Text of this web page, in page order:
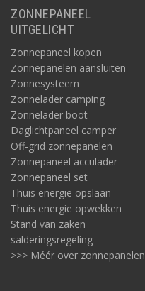
ZONNEPANEEL
UITGELICHT
Zonnepaneel kopen
Zonnepanelen aansluiten
Zonnesysteem
Zonnelader camping
Zonnelader boot
Daglichtpaneel camper
Off-grid zonnepanelen
Zonnepaneel acculader
Zonnepaneel set
Thuis energie opslaan
Thuis energie opwekken
Stand van zaken
salderingsregeling
>>> Méér over zonnepanelen